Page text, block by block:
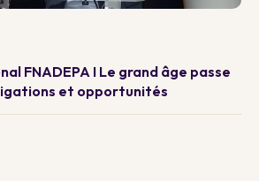
FNADEPA I Le grand âge passe
et opportunités